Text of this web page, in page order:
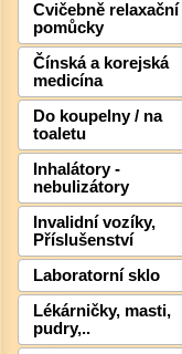
Cvičebně relaxační
pomůcky
Čínská a korejská
medicína
Do koupelny / na
toaletu
Inhalátory -
nebulizátory
Invalidní vozíky,
Příslušenství
Laboratorní sklo
Lékárničky, masti,
pudry,..